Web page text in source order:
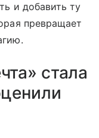
и добавить ту
превращает
стала